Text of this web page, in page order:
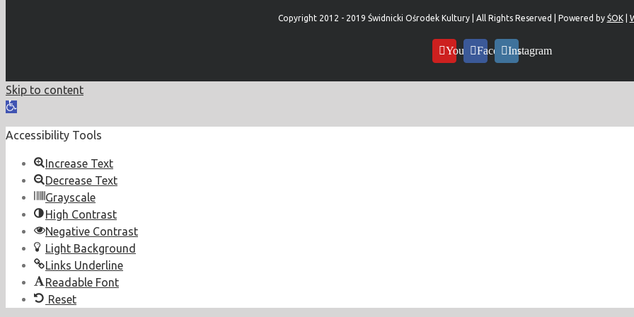
Copyright 2012 - 2019 Świdnicki Ośrodek Kultury | All Rights Reserved | Powered by ŚOK|
YouTubeFacebookInstagram
Skip to content
Open
Accessibility Tools
Increase Text
Decrease Text
Grayscale
High Contrast
Negative Contrast
Light Background
Links Underline
Readable Font
Reset